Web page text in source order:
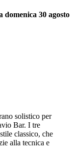
domenica 30 agosto
solistico per
Bar. I tre
classico, che
alla tecnica e